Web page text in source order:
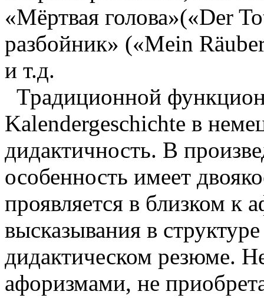
«Мёртвая голова»(«Der
разбойник» («Mein
и т.д.
Традиционной
Kalendergeschichte в
дидактичность. В
особенность имеет
проявляется в близком к
высказывания в
дидактическом резюме.
афоризмами, не